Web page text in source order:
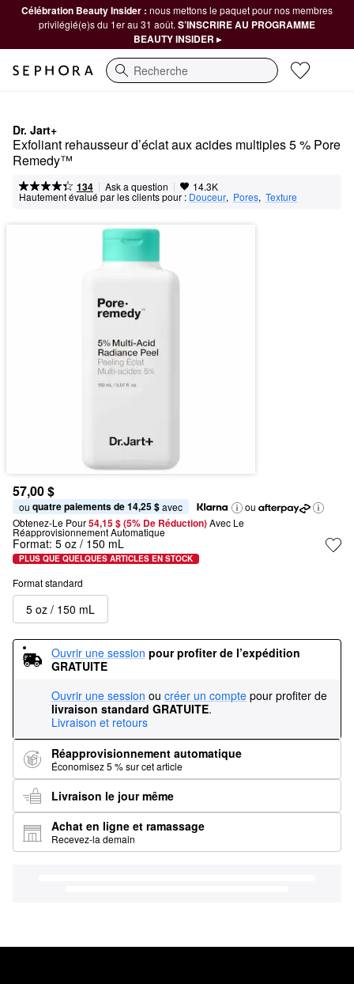
Célébration Beauty Insider : nous mettons le paquet pour nos membres
privilégié(e)s du 1er au 31 août. S’INSCRIRE AU PROGRAMME
BEAUTY INSIDER ▸
Recherche
Dr. Jart+
Exfoliant rehausseur d’éclat aux acides multiples 5 % Pore
Remedy™
134 | Ask a question | 14.3K
Hautement évalué par les clients pour : Douceur, Pores, Texture
57,00 $
ou quatre paiements de 14,25 $ avec
ou
Obtenez-Le Pour54,15 $ (5% De Réduction) Avec Le
Réapprovisionnement Automatique
Format: 5 oz / 150 mL
PLUS QUE QUELQUES ARTICLES EN STOCK
Format standard
5 oz / 150 mL
Ouvrir une session pour profiter de l’expédition
GRATUITE
Ouvrir une session ou créer un compte pour profiter de
livraison standard GRATUITE.
Livraison et retours
Réapprovisionnement automatique
Économisez 5 % sur cet article
Livraison le jour même
Achat en ligne et ramassage
Recevez-la demain